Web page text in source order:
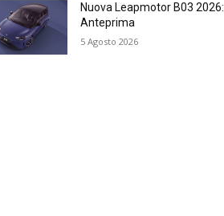
Nuova Leapmotor B03 2026:
Anteprima
5 Agosto 2026